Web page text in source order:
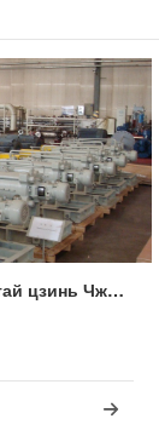
BBB4 насос: яньтай цзинь Чжэн экология, тоо
